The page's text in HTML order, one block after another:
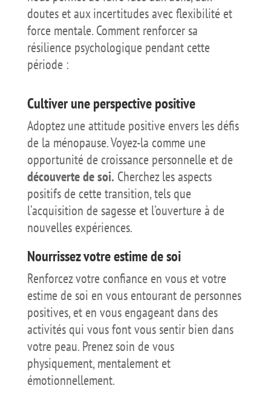
doutes et aux incertitudes avec flexibilité et
force mentale. Comment renforcer sa
résilience psychologique pendant cette
période :
Cultiver une perspective positive
Adoptez une attitude positive envers les défis
de la ménopause. Voyez-la comme une
opportunité de croissance personnelle et de
découverte de soi. Cherchez les aspects
positifs de cette transition, tels que
l’acquisition de sagesse et l’ouverture à de
nouvelles expériences.
Nourrissez votre estime de soi
Renforcez votre confiance en vous et votre
estime de soi en vous entourant de personnes
positives, et en vous engageant dans des
activités qui vous font vous sentir bien dans
votre peau. Prenez soin de vous
physiquement, mentalement et
émotionnellement.